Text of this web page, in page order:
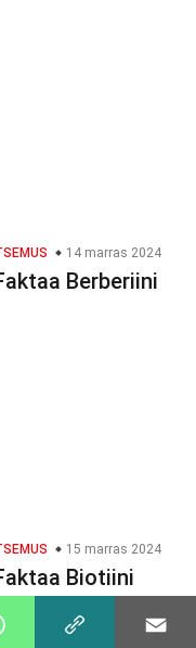
14 marras 2024
Berberiini
15 marras 2024
Biotiini